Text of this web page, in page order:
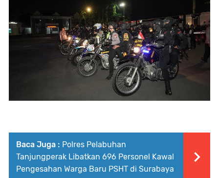
Baca Juga : Polres Pelabuhan
Tanjungperak Libatkan 696 Personel Kawal
Pengesahan Warga Baru PSHT di Surabaya